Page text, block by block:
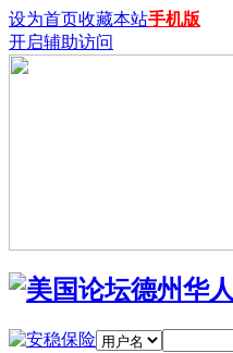
设为首页收藏本站手机版
开启辅助访问